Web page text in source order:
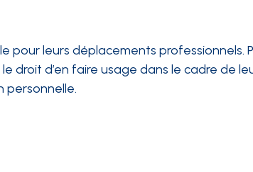
leurs déplacements professionnels.
droit d’en faire usage dans le cadre de
personnelle.